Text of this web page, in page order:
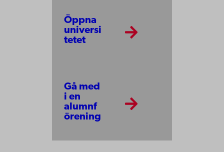
Öppna
universi
tetet
Gå med
i en
alumnf
örening